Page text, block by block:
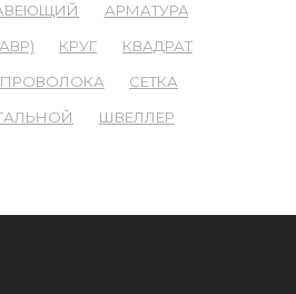
АРМАТУРА
КРУГ
КВАДРАТ
СЕТКА
ШВЕЛЛЕР